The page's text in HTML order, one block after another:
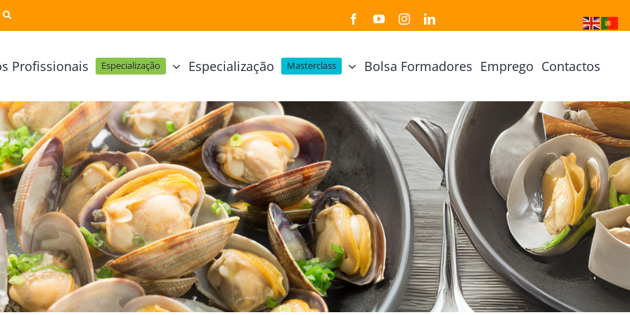
Profissionais Especialização
Pastelaria e Padaria
Profissional Pastelaria Vegan
Profissional de Pastelaria
Pastelaria Tradicional Portuguesa
Profissional Padaria
Profissional Pastelaria e Padaria
Cozinha Japonesa
Profissional de Cozinha Japonesa
Profissional de Sushi
Curso Sushi Omakase
Curso Sushi Decorativo
Curso Washoku – Ichiju Sansai
Curso Street food, Dumplings e Udon
Curso Sushi Criativo
Especialização Masterclass
Online
Online
e Pastelaria Online
Nata Online
Cursos Técnicos
Cozinha Molecular
Técnicas de Empratamento
Técnicas de Chocolate
Mesa e Bar
Curso Intensivo de Mesa e Bar
Cursos Práticos
Curso Prático Cozinha
Curso Prático Pastelaria
Curso Cozinha Portuguesa
Curso Petiscos Portugueses
Curso Prático de Sushi
Curso Prático Ramen
Bolsa Formadores Emprego Contactos